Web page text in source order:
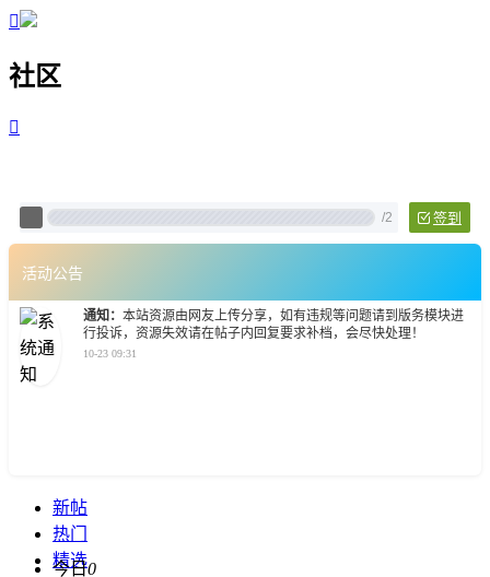

社区

Pixtech 社区 - 云计算、Linux
/2 签到
活动公告
通知： 本站资源由网友上传分享，如有违规等问题请到版务模块进
行投诉，资源失效请在帖子内回复要求补档，会尽快处理！
10-23 09:31
新帖
热门
精选
今日0